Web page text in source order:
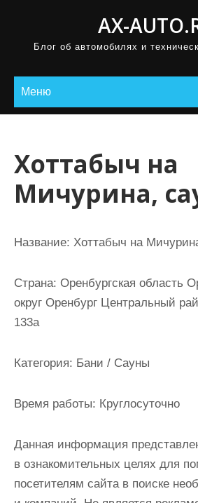
AX-
Блог об автомобилях и
Меню
Хоттабыч на
Мичурина,
Название: Хоттабыч на
Страна: Оренбургская область
округ Оренбург Центральный
133а
Категория: Бани / Сауны
Время работы: Круглосуточно
Данная информация
в ознакомительных целях для
посетителям сайта в поиске